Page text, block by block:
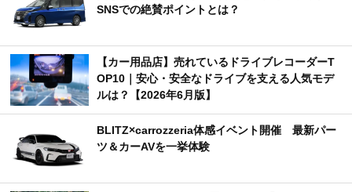
SNSでの絶賛ポイントとは？
【カー用品店】売れているドライブレコーダーT
OP10｜安心・安全なドライブを支える人気モデ
ルは？【2026年6月版】
BLITZ×carrozzeria体感イベント開催 最新パー
ツ＆カーAVを一挙体験